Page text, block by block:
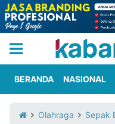
Iklan
Berita
Kami
BERANDA NASIONAL
Olahraga Sepak